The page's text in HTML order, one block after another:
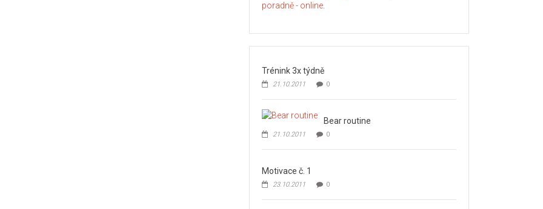
poradně - online.
Trénink 3x týdně
21.10.2011 0
Bear routine
21.10.2011 0
Motivace č. 1
23.10.2011 0